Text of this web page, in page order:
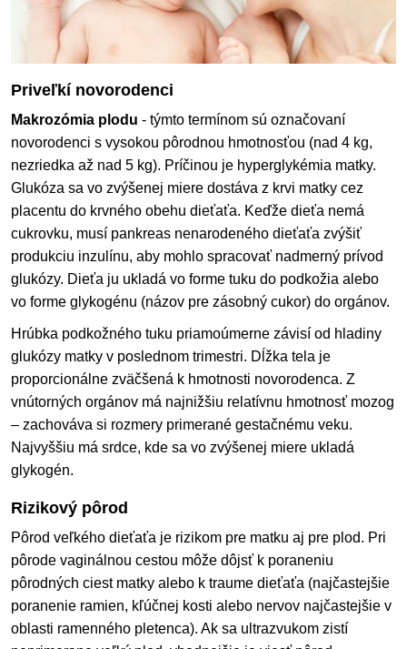
Priveľkí novorodenci
Makrozómia plodu - týmto termínom sú označovaní
novorodenci s vysokou pôrodnou hmotnosťou (nad 4 kg,
nezriedka až nad 5 kg). Príčinou je hyperglykémia matky.
Glukóza sa vo zvýšenej miere dostáva z krvi matky cez
placentu do krvného obehu dieťaťa. Keďže dieťa nemá
cukrovku, musí pankreas nenarodeného dieťaťa zvýšiť
produkciu inzulínu, aby mohlo spracovať nadmerný prívod
glukózy. Dieťa ju ukladá vo forme tuku do podkožia alebo
vo forme glykogénu (názov pre zásobný cukor) do orgánov.
Hrúbka podkožného tuku priamoúmerne závisí od hladiny
glukózy matky v poslednom trimestri. Dĺžka tela je
proporcionálne zväčšená k hmotnosti novorodenca. Z
vnútorných orgánov má najnižšiu relatívnu hmotnosť mozog
– zachováva si rozmery primerané gestačnému veku.
Najvyššiu má srdce, kde sa vo zvýšenej miere ukladá
glykogén.
Rizikový pôrod
Pôrod veľkého dieťaťa je rizikom pre matku aj pre plod. Pri
pôrode vaginálnou cestou môže dôjsť k poraneniu
pôrodných ciest matky alebo k traume dieťaťa (najčastejšie
poranenie ramien, kľúčnej kosti alebo nervov najčastejšie v
oblasti ramenného pletenca). Ak sa ultrazvukom zistí